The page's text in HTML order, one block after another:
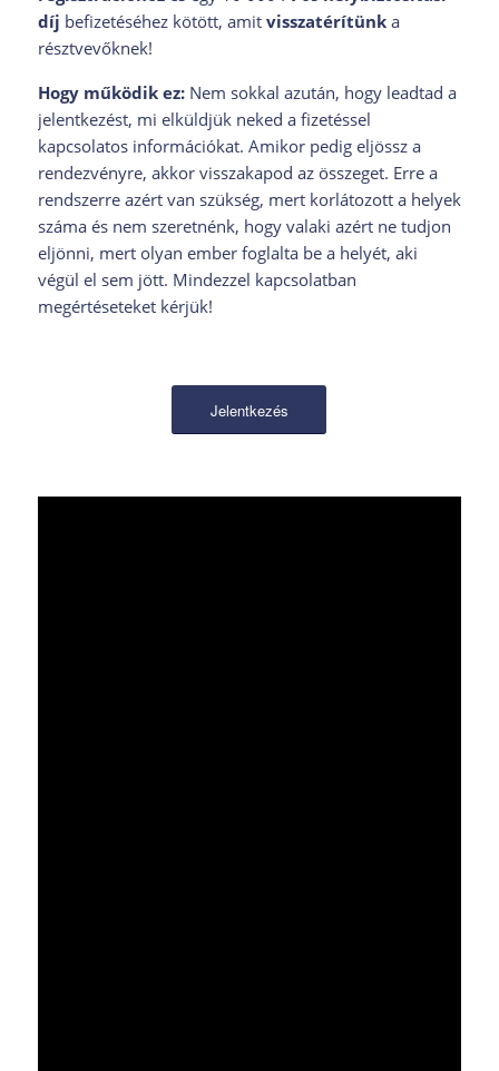
díj befizetéséhez kötött, amitvisszatérítünka
résztvevőknek!
Hogy működik ez:Nem sokkal azután, hogy leadtad a
jelentkezést, mi elküldjük neked a fizetéssel
kapcsolatos információkat. Amikor pedig eljössz a
rendezvényre, akkor visszakapod az összeget. Erre a
rendszerre azért van szükség, mert korlátozott a helyek
száma és nem szeretnénk, hogy valaki azért ne tudjon
eljönni, mert olyan ember foglalta be a helyét, aki
végül el sem jött. Mindezzel kapcsolatban
megértéseteket kérjük!
Jelentkezés